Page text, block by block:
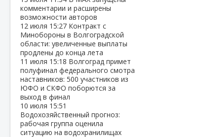
комментарии и расширены
возможности авторов
12 июля 15:27 Контракт с
Минобороны в Волгоградской
области: увеличенные выплаты
продлены до конца лета
11 июля 15:18 Волгоград примет
полуфинал федерального смотра
наставников: 500 участников из
ЮФО и СКФО поборются за
выход в финал
10 июля 15:51
Водохозяйственный прогноз:
рабочая группа оценила
ситуацию на водохранилищах